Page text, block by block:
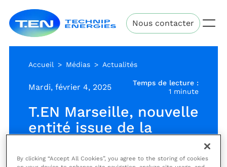
contenu
principal
Technip
EnergiesNous contacter
Accueil Médias Actualités
Mardi, février 4, 2025
Temps de lecture :
1 minute
T.EN Marseille, nouvelle
entité issue de la
CyXplus
By clicking “Accept All Cookies”, you agree to the storing of cookies